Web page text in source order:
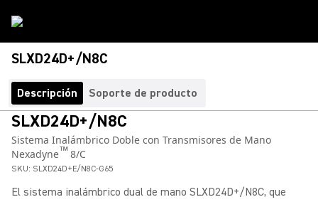
SLXD24D+/N8C
Descripción Soporte de producto
SLXD24D+/N8C
Sistema Inalámbrico Doble con Transmisores de Mano
Nexadyne™8/C
SKU: SLXD24D+E/N8C-G65
El sistema inalámbrico dual de mano SLXD24D+/N8C, que